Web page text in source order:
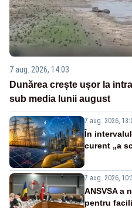
7 aug. 2026, 14:03
Dunărea crește ușor la
sub media lunii august
7 aug. 2026,
În
curent „a
7 aug. 2026,
ANSVSA a
pentru